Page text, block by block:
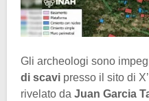
Gli archeologi sono
di scavi presso il sito di
rivelato da Juan Garcia